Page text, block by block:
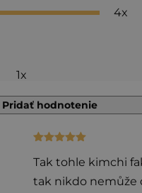
4x
1x
Pridať hodnotenie
Hodnotenie
Tak tohle kimchi
tak nikdo nemůže